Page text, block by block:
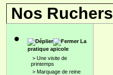
Nos Ruchers
La
pratique apicole
> Une visite de
printemps
> Marquage de reine